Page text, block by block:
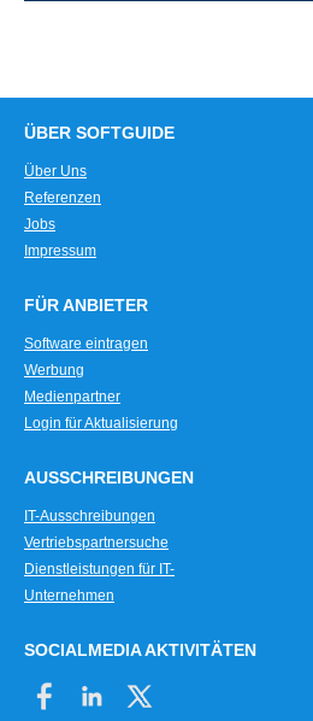
ÜBER SOFTGUIDE
Über Uns
Referenzen
Jobs
Impressum
FÜR ANBIETER
Software eintragen
Werbung
Medienpartner
Login für Aktualisierung
AUSSCHREIBUNGEN
IT-Ausschreibungen
Vertriebspartnersuche
Dienstleistungen für IT-
Unternehmen
SOCIALMEDIA AKTIVITÄTEN